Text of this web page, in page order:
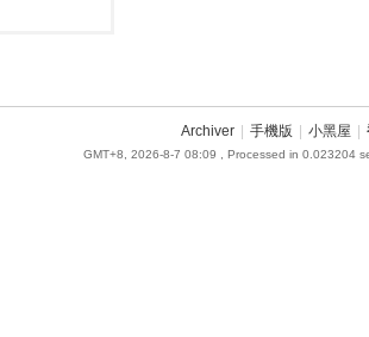
Archiver 手機版 小黑屋
GMT+8, 2026-8-7 08:09 , Processed in 0.023204